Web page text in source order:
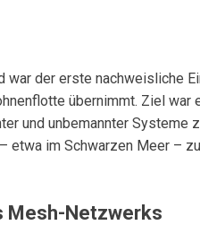
war der erste nachweisliche
übernimmt. Ziel war
und unbemannter Systeme
etwa im Schwarzen Meer – zu
Mesh-Netzwerks